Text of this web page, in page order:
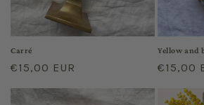
Carré
Regular
€15,00 EUR
Yellow and
Regular
€15,00